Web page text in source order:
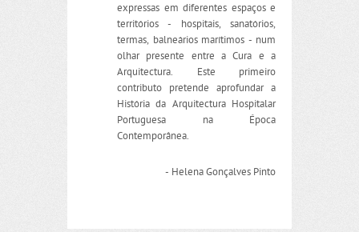
expressas em diferentes espaços e
territórios - hospitais, sanatórios,
termas, balneários marítimos - num
olhar presente entre a Cura e a
Arquitectura. Este primeiro
contributo pretende aprofundar a
História da Arquitectura Hospitalar
Portuguesa na Época
Contemporânea.
- Helena Gonçalves Pinto